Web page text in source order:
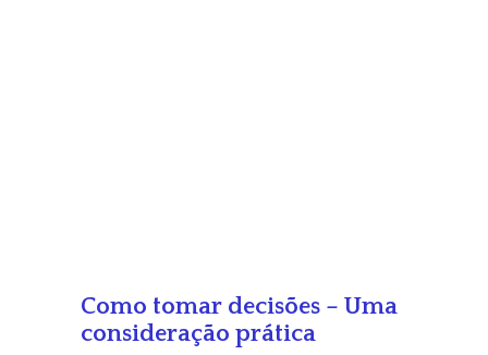
Como tomar decisões – Uma
consideração prática